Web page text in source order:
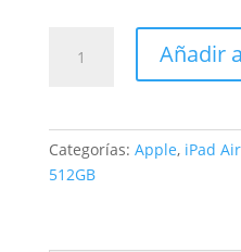
Pulgadas
Añadir
Categorías: Apple, iPad
512GB